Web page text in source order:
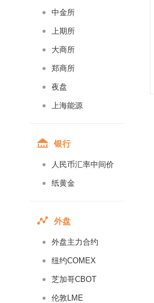
中金所
上期所
大商所
郑商所
夜盘
上海能源
银行
人民币汇率中间价
纸黄金
外盘
外盘主力合约
纽约COMEX
芝加哥CBOT
伦敦LME